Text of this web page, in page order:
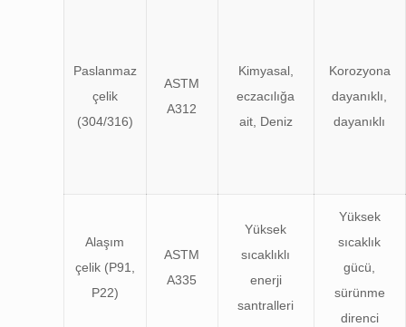
Paslanmaz
çelik
(304/316)
ASTM
A312
Kimyasal,
eczacılığa
ait, Deniz
Korozyona
dayanıklı,
dayanıklı
Alaşım
çelik (P91,
P22)
ASTM
A335
Yüksek
sıcaklıklı
enerji
santralleri
Yüksek
sıcaklık
gücü,
sürünme
direnci